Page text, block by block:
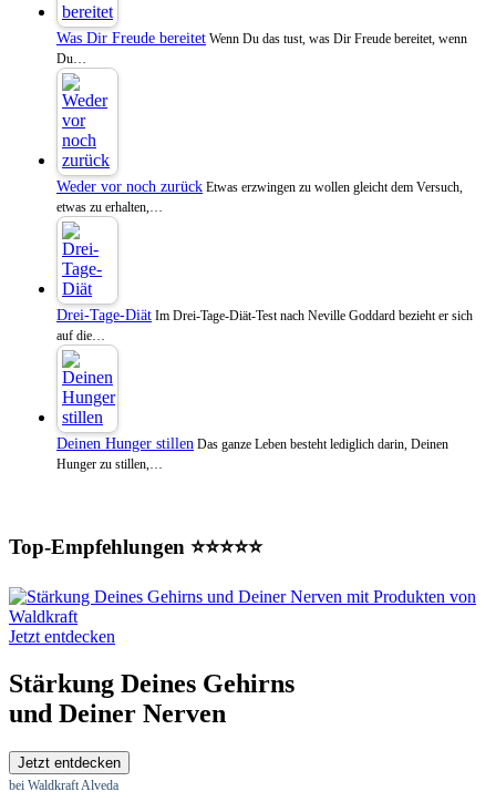
Was Dir Freude bereitet Wenn Du das tust, was Dir Freude bereitet, wenn
Du…
Weder vor noch zurück Etwas erzwingen zu wollen gleicht dem Versuch,
etwas zu erhalten,…
Drei-Tage-Diät Im Drei-Tage-Diät-Test nach Neville Goddard bezieht er sich
auf die…
Deinen Hunger stillen Das ganze Leben besteht lediglich darin, Deinen
Hunger zu stillen,…
Top-Empfehlungen ⭐⭐⭐⭐⭐
Jetzt entdecken
Stärkung Deines Gehirns
und Deiner Nerven
Jetzt entdecken
bei Waldkraft Alveda